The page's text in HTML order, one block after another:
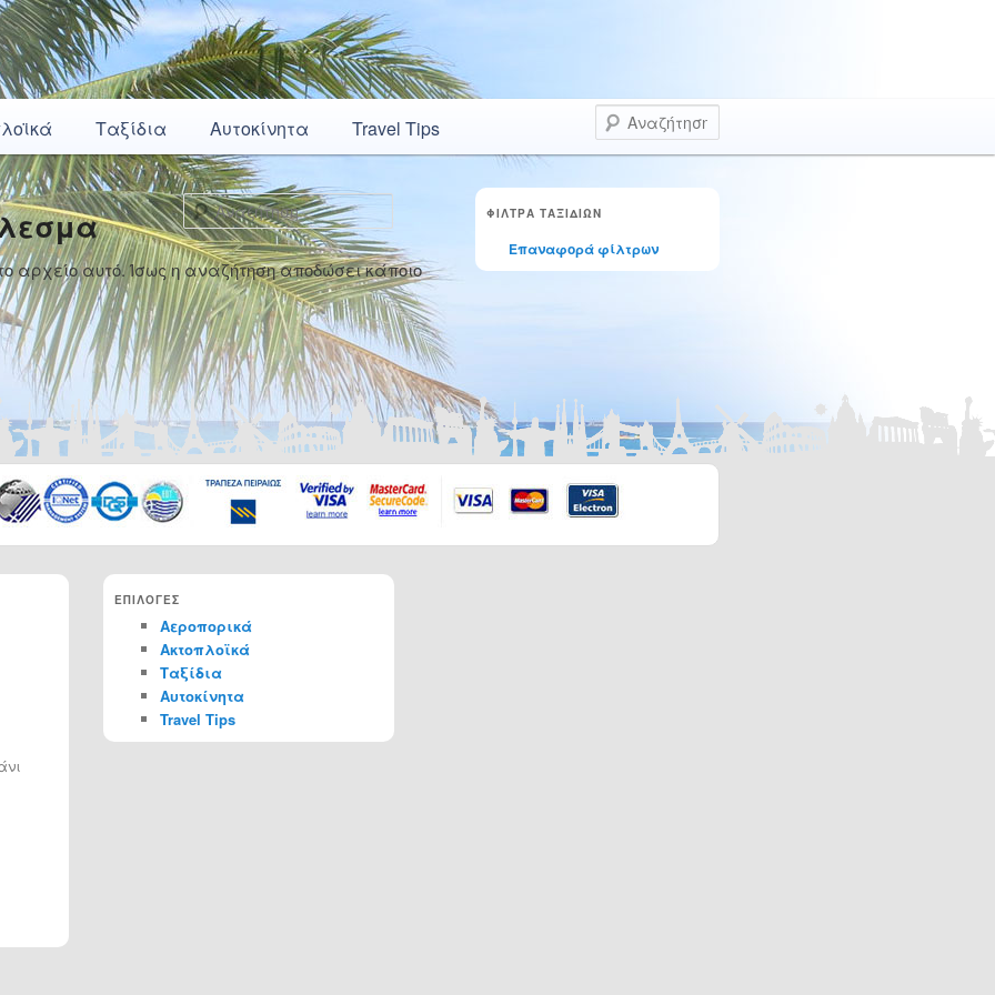
Ταξίδια Αυτοκίνητα Travel Tips
αυτό. Ίσως η αναζήτηση αποδώσει κάποιο
Αναζήτηση ΦΙΛΤΡΑ ΤΑΞΙΔΙΩΝ
Επαναφορά φίλτρων
ΕΠΙΛΟΓΕΣ
Αεροπορικά
Ακτοπλοϊκά
Ταξίδια
Αυτοκίνητα
Travel Tips